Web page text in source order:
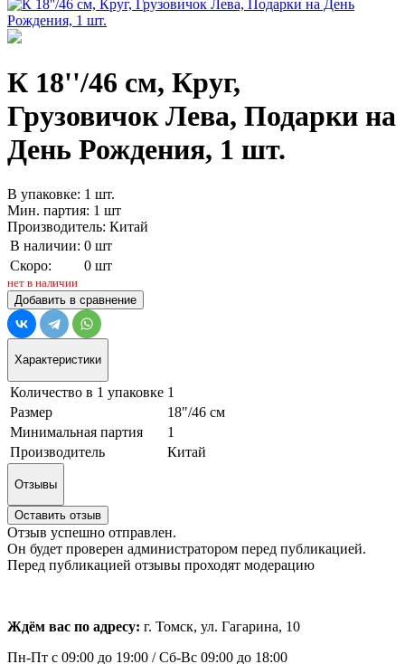
К 18''/46 см, Круг,
Грузовичок Лева, Подарки на
День Рождения, 1 шт.
В упаковке: 1 шт.
Мин. партия: 1 шт
Производитель: Китай
В наличии: 0 шт
Скоро:
0 шт
нет в наличии
Добавить в сравнение
Характеристики
Количество в 1 упаковке 1
Размер
18"/46 см
Минимальная партия
1
Производитель
Китай
Отзывы
Оставить отзыв
Отзыв успешно отправлен.
Он будет проверен администратором перед публикацией.
Перед публикацией отзывы проходят модерацию
Ждём вас по адресу: г. Томск, ул. Гагарина, 10
Пн-Пт с 09:00 до 19:00 /Сб-Вс 09:00 до 18:00